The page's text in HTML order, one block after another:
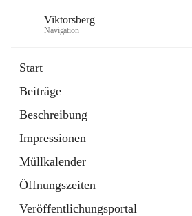
Viktorsberg
Navigation
Start
Beiträge
Beschreibung
Impressionen
Müllkalender
Öffnungszeiten
Veröffentlichungsportal